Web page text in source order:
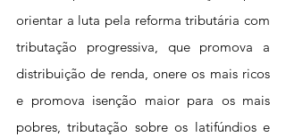
orientar a luta pela reforma tributária com
tributação progressiva, que promova a
distribuição de renda, onere os mais ricos
e promova isenção maior para os mais
pobres, tributação sobre os latifúndios e